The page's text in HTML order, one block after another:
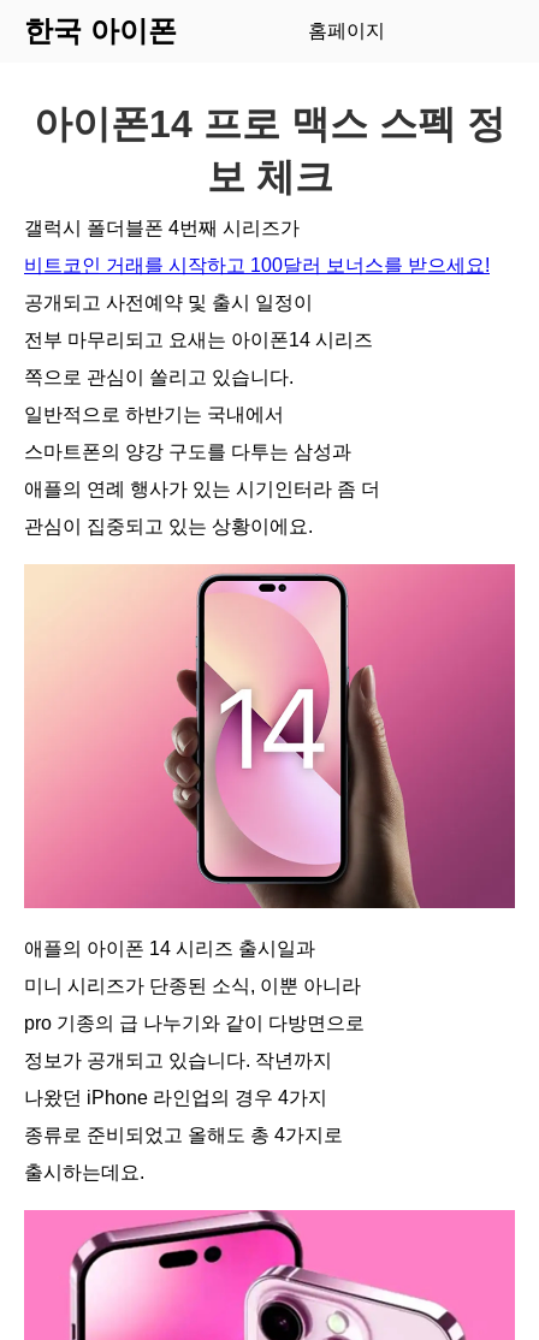
한국 아이폰 홈페이지
아이폰14 프로 맥스 스펙 정
보 체크
갤럭시 폴더블폰 4번째 시리즈가
비트코인 거래를 시작하고 100달러 보너스를 받으세요!
공개되고 사전예약 및 출시 일정이
전부 마무리되고 요새는 아이폰14 시리즈
쪽으로 관심이 쏠리고 있습니다.
일반적으로 하반기는 국내에서
스마트폰의 양강 구도를 다투는 삼성과
애플의 연례 행사가 있는 시기인터라 좀 더
관심이 집중되고 있는 상황이에요.
애플의 아이폰 14 시리즈 출시일과
미니 시리즈가 단종된 소식, 이뿐 아니라
pro 기종의 급 나누기와 같이 다방면으로
정보가 공개되고 있습니다. 작년까지
나왔던 iPhone 라인업의 경우 4가지
종류로 준비되었고 올해도 총 4가지로
출시하는데요.